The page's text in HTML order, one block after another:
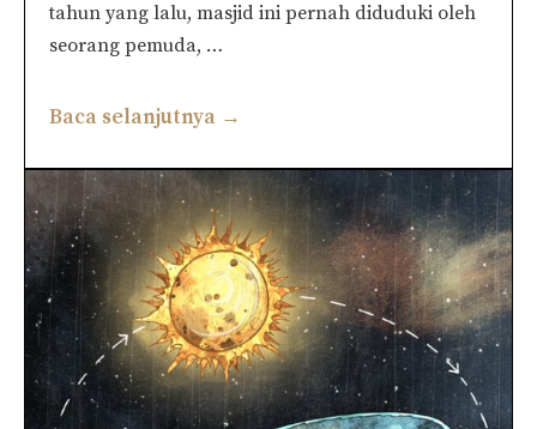
tahun yang lalu, masjid ini pernah diduduki oleh
seorang pemuda, …
Baca selanjutnya →